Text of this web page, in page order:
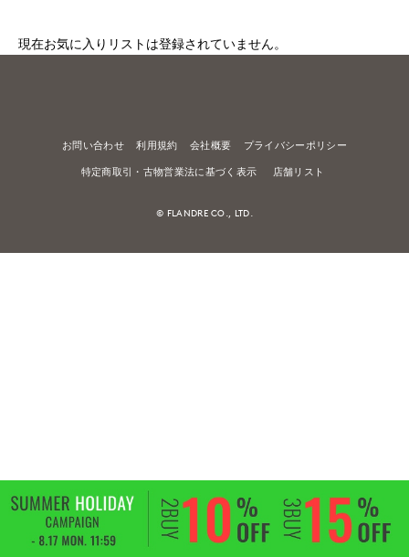
現在お気に入りリストは登録されていません。
お問い合わせ 利用規約 会社概要 プライバシーポリシー
特定商取引・古物営業法に基づく表示 店舗リスト
© FLANDRE CO., LTD.